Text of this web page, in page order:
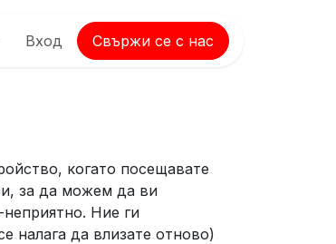
Вход Свържи се с нас
когато посещавате
за да можем да ви
Ние ги
налага да влизате отново)